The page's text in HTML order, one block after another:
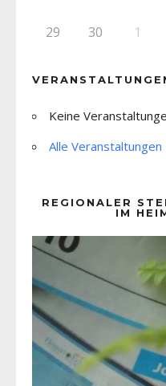
29 30 1
Keine
Alle Veranstaltungen
REGIONALER
IM